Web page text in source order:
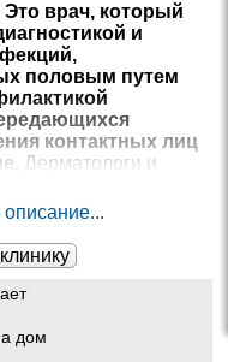
врач, который
и
половым путем
контактных лиц
Дерматологи и
каждый
двух направлений
При
Взрослые и
отдельное
разных возрастов
дом